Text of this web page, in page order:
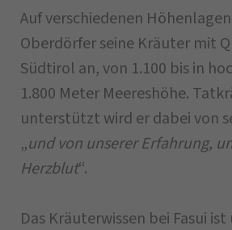
Auf verschiedenen
Oberdörfer seine Kräuter mit
Südtirol an, von 1.100 bis in
1.800 Meter Meereshöhe.
unterstützt wird er dabei von
„und von unserer Erfahrung,
Herzblut“.
Das Kräuterwissen bei Fasui